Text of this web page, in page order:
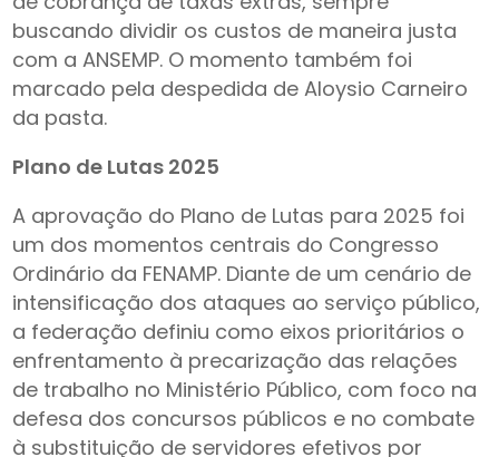
buscando dividir os custos de maneira justa
com a ANSEMP. O momento também foi
marcado pela despedida de Aloysio Carneiro
da pasta.
Plano de Lutas 2025
A aprovação do Plano de Lutas para 2025 foi
um dos momentos centrais do Congresso
Ordinário da FENAMP. Diante de um cenário de
intensificação dos ataques ao serviço público,
a federação definiu como eixos prioritários o
enfrentamento à precarização das relações
de trabalho no Ministério Público, com foco na
defesa dos concursos públicos e no combate
à substituição de servidores efetivos por